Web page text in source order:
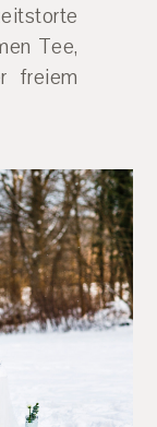
Tee,
freiem